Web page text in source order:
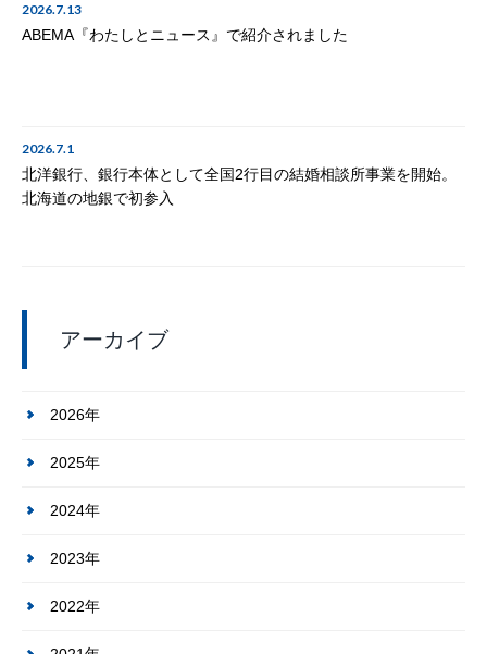
2026.7.13
ABEMA『わたしとニュース』で紹介されました
2026.7.1
北洋銀行、銀行本体として全国2行目の結婚相談所事業を開始。
北海道の地銀で初参入
アーカイブ
2026年
2025年
2024年
2023年
2022年